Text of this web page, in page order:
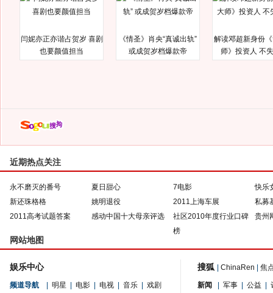
闫妮亦正亦谐占贺岁 喜剧
也要颜值担当
《情圣》肖央“真诚出轨”
或成贺岁档爆款帝
解读邓超新身份
师》投资人 不
近期热点关注
永不磨灭的番号 夏日甜心 7电影
快乐
新还珠格格
姚明退役 2011上海车展
私募
2011高考试题答案
感动中国十大母亲评选
社区2010年度行业口碑
榜
贵州
网站地图
娱乐中心
频道导航 明星 电影 电视 音乐
戏剧
搜狐 ChinaRen 焦
新闻 军事 公益